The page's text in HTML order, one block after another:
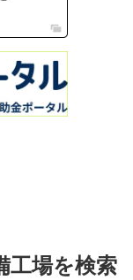
工場を検索